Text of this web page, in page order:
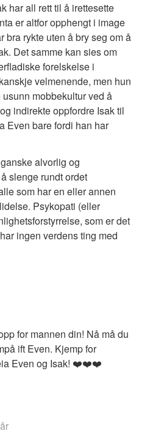
har all rett til å irettesette
er altfor opphengt i image
bra rykte uten å bry seg om å
Det samme kan sies om
forelskelse i
velmenende, men hun
mobbekultur ved å
indirekte oppfordre Isak til
Even bare fordi han har
alvorlig og
slenge rundt ordet
som har en eller annen
Psykopati (eller
som er det
ingen verdens ting med
for mannen din! Nå må du
ift Even. Kjemp for
Even og Isak! ❤️❤️❤️